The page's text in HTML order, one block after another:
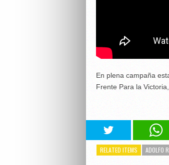
En plena campaña
Frente Para la
RELATED ITEMS ADOLFO